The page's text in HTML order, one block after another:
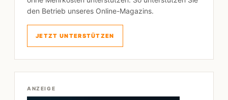
den Betrieb unseres Online-Magazins.
JETZT UNTERSTÜTZEN
ANZEIGE